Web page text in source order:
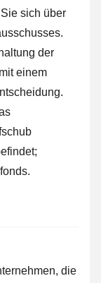
sich über
der
einem
die